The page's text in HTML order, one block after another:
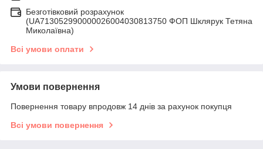
Безготівковий розрахунок
(UA713052990000026004030813750 ФОП Шклярук Тетяна
Миколаївна)
Всі умови оплати
Умови повернення
Повернення товару впродовж 14 днів за рахунок покупця
Всі умови повернення